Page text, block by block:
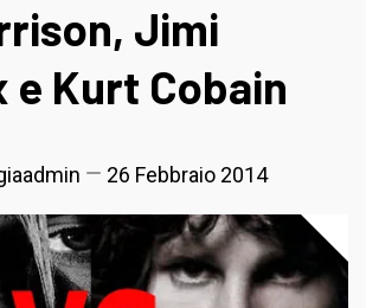
Jimi
e Kurt Cobain
26 Febbraio 2014